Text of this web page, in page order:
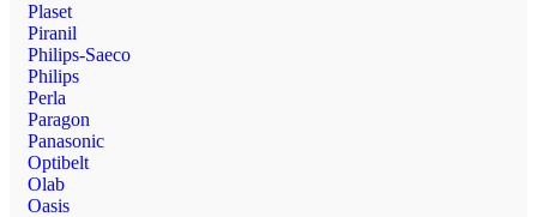
Plaset
Piranil
Philips-Saeco
Philips
Perla
Paragon
Panasonic
Optibelt
Olab
Oasis